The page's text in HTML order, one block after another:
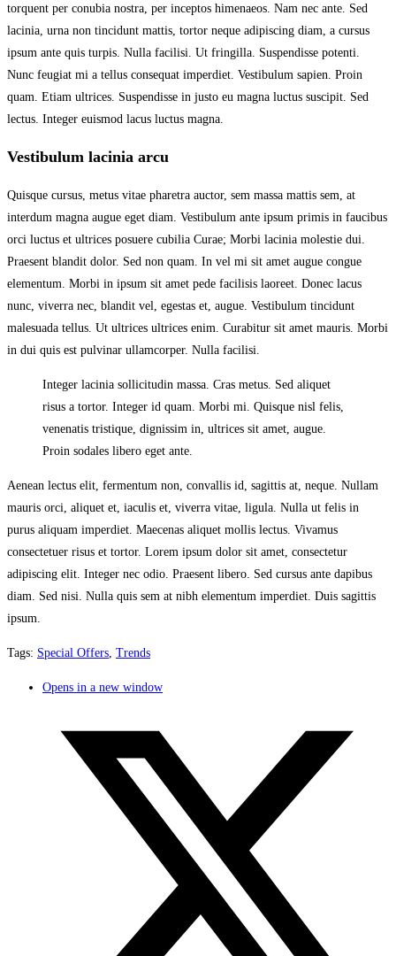
torquent per conubia nostra, per inceptos himenaeos. Nam nec ante. Sed
lacinia, urna non tincidunt mattis, tortor neque adipiscing diam, a cursus
ipsum ante quis turpis. Nulla facilisi. Ut fringilla. Suspendisse potenti.
Nunc feugiat mi a tellus consequat imperdiet. Vestibulum sapien. Proin
quam. Etiam ultrices. Suspendisse in justo eu magna luctus suscipit. Sed
lectus. Integer euismod lacus luctus magna.
Vestibulum lacinia arcu
Quisque cursus, metus vitae pharetra auctor, sem massa mattis sem, at
interdum magna augue eget diam. Vestibulum ante ipsum primis in faucibus
orci luctus et ultrices posuere cubilia Curae; Morbi lacinia molestie dui.
Praesent blandit dolor. Sed non quam. In vel mi sit amet augue congue
elementum. Morbi in ipsum sit amet pede facilisis laoreet. Donec lacus
nunc, viverra nec, blandit vel, egestas et, augue. Vestibulum tincidunt
malesuada tellus. Ut ultrices ultrices enim. Curabitur sit amet mauris. Morbi
in dui quis est pulvinar ullamcorper. Nulla facilisi.
Integer lacinia sollicitudin massa. Cras metus. Sed aliquet
risus a tortor. Integer id quam. Morbi mi. Quisque nisl felis,
venenatis tristique, dignissim in, ultrices sit amet, augue.
Proin sodales libero eget ante.
Aenean lectus elit, fermentum non, convallis id, sagittis at, neque. Nullam
mauris orci, aliquet et, iaculis et, viverra vitae, ligula. Nulla ut felis in
purus aliquam imperdiet. Maecenas aliquet mollis lectus. Vivamus
consectetuer risus et tortor. Lorem ipsum dolor sit amet, consectetur
adipiscing elit. Integer nec odio. Praesent libero. Sed cursus ante dapibus
diam. Sed nisi. Nulla quis sem at nibh elementum imperdiet. Duis sagittis
ipsum.
Tags: Special Offers, Trends
Opens in a new window